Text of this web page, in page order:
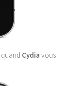
quand Cydia vous